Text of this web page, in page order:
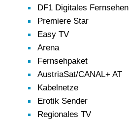
DF1 Digitales Fernsehen
Premiere Star
Easy TV
Arena
Fernsehpaket
AustriaSat/CANAL+ AT
Kabelnetze
Erotik Sender
Regionales TV